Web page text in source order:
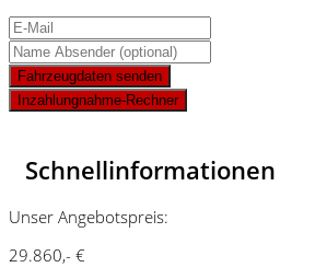
Fahrzeugdaten senden
Inzahlungnahme-Rechner
Schnellinformationen
Unser Angebotspreis:
29.860,- €